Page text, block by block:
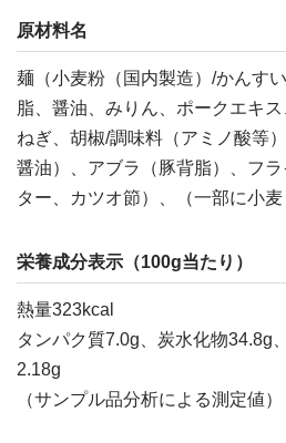
原材料名
麺（小麦粉（国内製造）/かんす
脂、醤油、みりん、ポークエキ
ねぎ、胡椒/調味料（アミノ酸等
醤油）、アブラ（豚背脂）、フ
ター、カツオ節）、（一部に小麦
栄養成分表示（100g当たり）
熱量323kcal
タンパク質7.0g、炭水化物34.8g
2.18g
（サンプル品分析による測定値）